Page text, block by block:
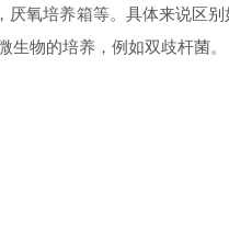
氧培养箱等。具体来说区别
生物的培养，例如双歧杆菌。